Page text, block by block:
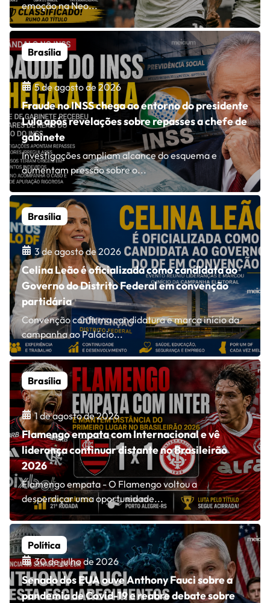
emoção na Neo...
Brasília
5 de agosto de 2026
Fraude no INSS chega ao entorno do presidente
Lula após revelações sobre repasses a chefe de
gabinete
Investigações ampliam alcance do esquema e
aumentam pressão sobre o...
Brasília
3 de agosto de 2026
Celina Leão é oficializada como candidata ao
Governo do Distrito Federal em convenção
partidária
Convenção confirma candidatura e marca início da
campanha ao Palácio...
Brasília
1 de agosto de 2026
Flamengo empata com Internacional e vê
liderança continuar distante no Brasileirão
2026
Flamengo empata - O Flamengo voltou a
desperdiçar uma oportunidade...
Política
30 de julho de 2026
Senado dos EUA ouve Anthony Fauci sobre a
pandemia de Covid-19 e reabre debate sobre